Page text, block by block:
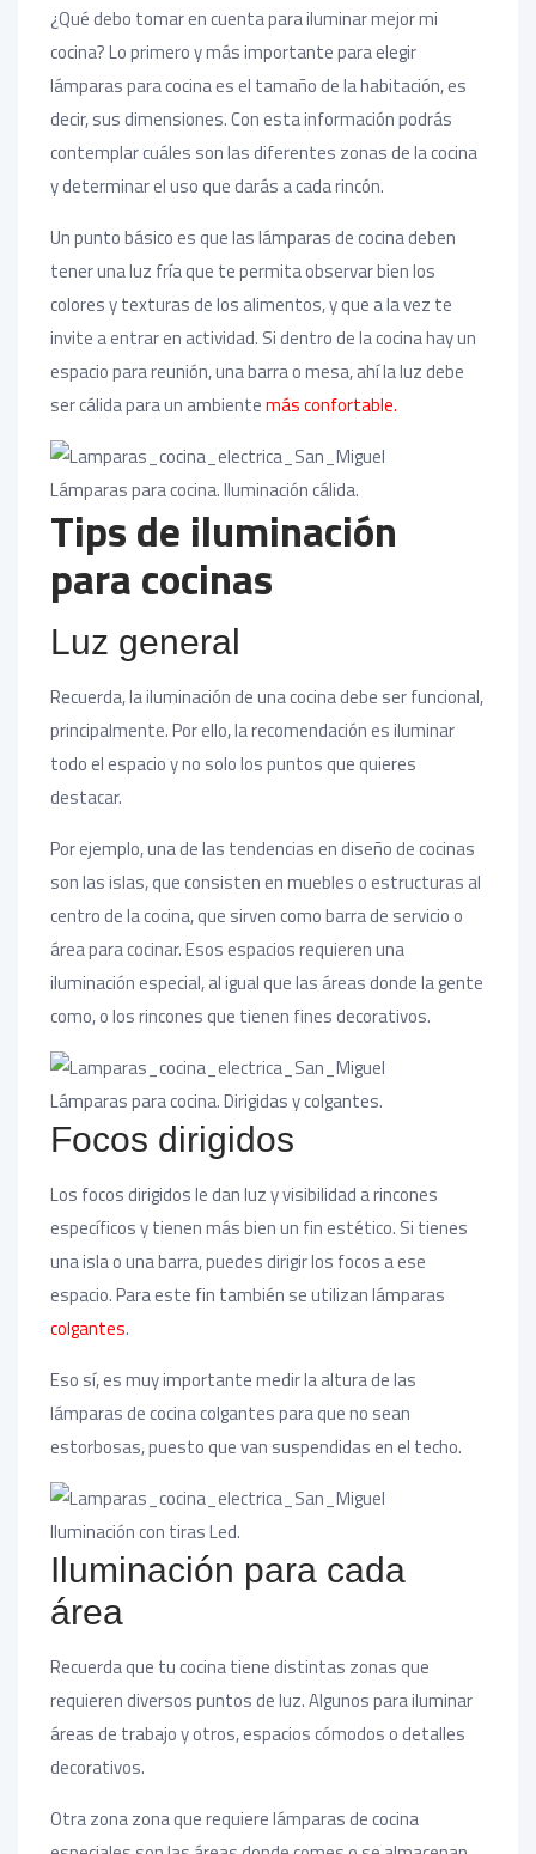
¿Qué debo tomar en cuenta para iluminar mejor mi
cocina? Lo primero y más importante para elegir
lámparas para cocina es el tamaño de la habitación, es
decir, sus dimensiones. Con esta información podrás
contemplar cuáles son las diferentes zonas de la cocina
y determinar el uso que darás a cada rincón.
Un punto básico es que las lámparas de cocina deben
tener una luz fría que te permita observar bien los
colores y texturas de los alimentos, y que a la vez te
invite a entrar en actividad. Si dentro de la cocina hay un
espacio para reunión, una barra o mesa, ahí la luz debe
ser cálida para un ambientemás confortable.
Lámparas para cocina. Iluminación cálida.
Tips de iluminación
para cocinas
Luz general
Recuerda, la iluminación de una cocina debe ser funcional,
principalmente. Por ello, la recomendación es iluminar
todo el espacio y no solo los puntos que quieres
destacar.
Por ejemplo, una de las tendencias en diseño de cocinas
son las islas, que consisten en muebles o estructuras al
centro de la cocina, que sirven como barra de servicio o
área para cocinar. Esos espacios requieren una
iluminación especial, al igual que las áreas donde la gente
como, o los rincones que tienen fines decorativos.
Lámparas para cocina. Dirigidas y colgantes.
Focos dirigidos
Los focos dirigidos le dan luz y visibilidad a rincones
específicos y tienen más bien un fin estético. Si tienes
una isla o una barra, puedes dirigir los focos a ese
espacio. Para este fin también se utilizan lámparas
colgantes.
Eso sí, es muy importante medir la altura de las
lámparas de cocina colgantes para que no sean
estorbosas, puesto que van suspendidas en el techo.
Iluminación con tiras Led.
Iluminación para cada
área
Recuerda que tu cocina tiene distintas zonas que
requieren diversos puntos de luz. Algunos para iluminar
áreas de trabajo y otros, espacios cómodos o detalles
decorativos.
Otra zona zona que requiere lámparas de cocina